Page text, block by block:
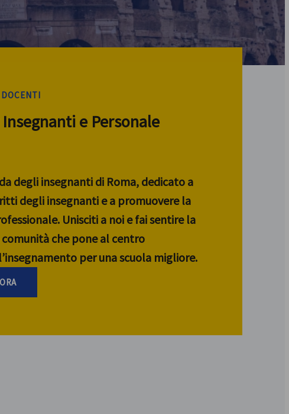
e Personale
degli insegnanti di Roma, dedicato a
degli insegnanti e a promuovere la
Unisciti a noi e fai sentire la
comunità che pone al centro
per una scuola migliore.